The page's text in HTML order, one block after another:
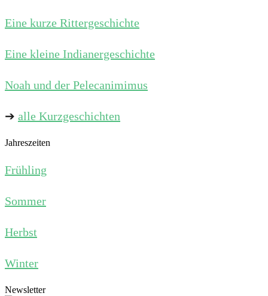
Eine kurze Rittergeschichte
Eine kleine Indianergeschichte
Noah und der Pelecanimimus
➔ alle Kurzgeschichten
Jahreszeiten
Frühling
Sommer
Herbst
Winter
Newsletter